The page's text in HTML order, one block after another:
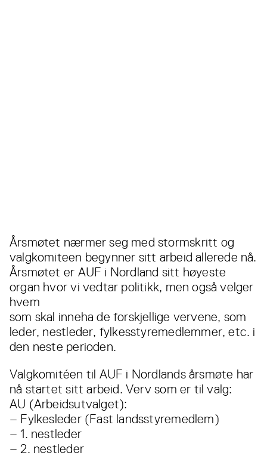
Årsmøtet nærmer seg med stormskritt og
valgkomiteen begynner sitt arbeid allerede nå.
Årsmøtet er AUF i Nordland sitt høyeste
organ hvor vi vedtar politikk, men også velger
hvem
som skal inneha de forskjellige vervene, som
leder, nestleder, fylkesstyremedlemmer, etc. i
den neste perioden.
Valgkomitéen til AUF i Nordlands årsmøte har
nå startet sitt arbeid. Verv som er til valg:
AU (Arbeidsutvalget):
– Fylkesleder (Fast landsstyremedlem)
– 1. nestleder
– 2. nestleder